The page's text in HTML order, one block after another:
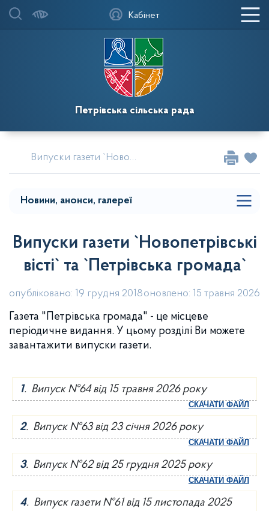
Петрівська сільська рада
Мапа меню Кабінет
Випуски газети `Новопетрівські вісті` та `Петрівська громада`
Випуски газети `Новопетрівські
вісті` та `Петрівська громада`
опубліковано: 19 грудня 2018оновлено: 15 травня 2026
Газета "Петрівська громада" - це місцеве
періодичне видання. У цьому розділі Ви можете
завантажити випуски газети.
1. Випуск №64 від 15 травня 2026 року
СКАЧАТИ ФАЙЛ
2. Випуск №63 від 23 січня 2026 року
СКАЧАТИ ФАЙЛ
3. Випуск №62 від 25 грудня 2025 року
СКАЧАТИ ФАЙЛ
4. Випуск газети №61 від 15 листопада 2025
Новини, анонси, галереї
Головна
Повідомлення
`Петрівська громада`
Мапа розділу сайту